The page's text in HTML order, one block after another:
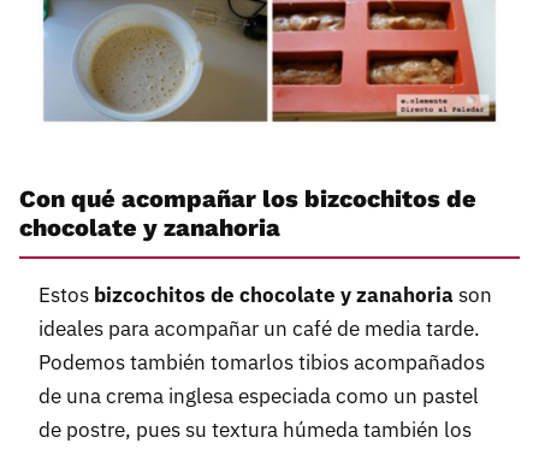
Con qué acompañar los bizcochitos de
chocolate y zanahoria
Estos bizcochitos de chocolate y zanahoriason
ideales para acompañar un café de media tarde.
Podemos también tomarlos tibios acompañados
de una crema inglesa especiada como un pastel
de postre, pues su textura húmeda también los